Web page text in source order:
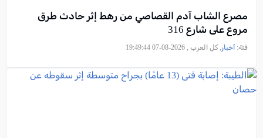
مصرع الشاب آدم القصاصي من رهط إثر حادث طرق
مروع على شارع 316
فئة: أخبار , كل العرب , 2026-08-07 19:49:44